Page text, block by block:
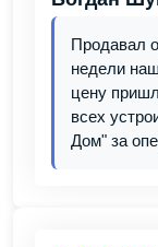
Продавал
недели
цену
всех
Дом" за